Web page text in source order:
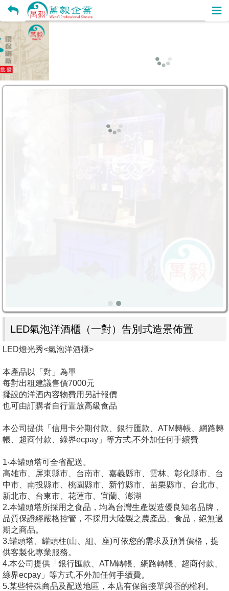
LED氣泡洋酒櫃（一對）告別式造景佈置
LED燈光秀<氣泡洋酒櫃>
本產品以「對」為單
每對出租建議售價7000元
擺設的洋酒內容物費用另計報價
也可由訂購者自行置放高級食品
本公司提供「信用卡分期付款、銀行匯款、ATM轉帳、網路轉
帳、超商付款、綠界ecpay」等方式,不外加任何手續費
1‧本罐頭塔可全省配送。
高雄市、屏東縣市、台南市、嘉義縣市、雲林、彰化縣市、台
中市、南投縣市、桃園縣市、新竹縣市、苗栗縣市、台北市、
新北市、台東市、花蓮市、宜蘭、澎湖
2.本罐頭塔所採用之食品，均為台灣生產製造優良知名品牌，
品質保證經嚴格控管，不採用大陸製之農產品、食品，絕無過
期之商品。
3.罐頭塔、罐頭柱(山、組、座)可依您的需求及預算價格，提
供客製化專業服務。
4.本公司提供「銀行匯款、ATM轉帳、網路轉帳、超商付款、
綠界ecpay」等方式,不外加任何手續費。
5.某些特殊商品及配送地區，本店有保留接單與否的權利。